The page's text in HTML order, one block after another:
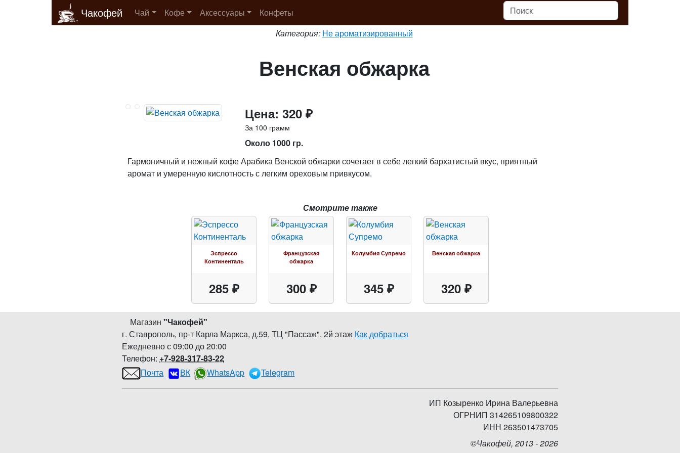
Чакофей Чай Кофе Аксессуары
Конфеты
Категория: Не ароматизированный
Венская обжарка
Цена: 320 ₽
За 100 грамм
Около 1000 гр.
Гармоничный и нежный кофе Арабика Венской обжарки сочетает в себе легкий бархатистый вкус, приятный
аромат и умеренную кислотность с легким ореховым привкусом.
Смотрите также
Эспрессо
Континенталь
285 ₽
Французская
обжарка
300 ₽
Колумбия Супремо
345 ₽
Венская обжарка
320 ₽
Магазин"Чакофей"
г. Ставрополь, пр-т Карла Маркса, д.59,ТЦ "Пассаж", 2й этаж Как добраться
Ежедневно с 09:00 до 20:00
Телефон: +7-928-317-83-22
Почта
ВК WhatsApp Telegram
ИП Козыренко Ирина Валерьевна
ОГРНИП 314265109800322
ИНН 263501473705
©Чакофей, 2013 - 2026